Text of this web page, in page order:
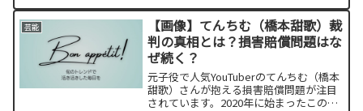
めの発表では？との驚きの説も浮上して
います。
芸能
【画像】てんちむ（橋本甜歌）裁
判の真相とは？損害賠償問題はな
ぜ続く？
元子役で人気YouTuberのてんちむ（橋本
甜歌）さんが抱える損害賠償問題が注目
されています。2020年に始まったこの問